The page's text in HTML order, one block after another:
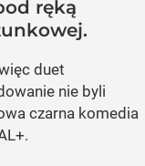
ręką
duet
nie byli
czarna komedia